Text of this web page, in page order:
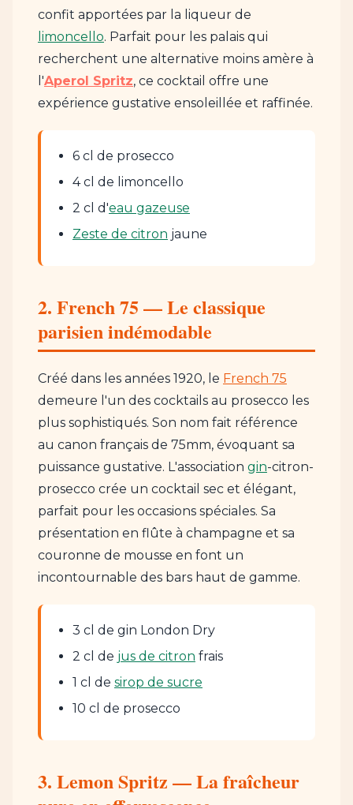
confit apportées par la liqueur de
limoncello. Parfait pour les palais qui
recherchent une alternative moins amère à
l'Aperol Spritz, ce cocktail offre une
expérience gustative ensoleillée et raffinée.
6 cl de prosecco
4 cl de limoncello
2 cl d'eau gazeuse
Zeste de citron jaune
2. French 75 — Le classique
parisien indémodable
Créé dans les années 1920, le French 75
demeure l'un des cocktails au prosecco les
plus sophistiqués. Son nom fait référence
au canon français de 75mm, évoquant sa
puissance gustative. L'association gin-citron-
prosecco crée un cocktail sec et élégant,
parfait pour les occasions spéciales. Sa
présentation en flûte à champagne et sa
couronne de mousse en font un
incontournable des bars haut de gamme.
3 cl de gin London Dry
2 cl de jus de citron frais
1 cl de sirop de sucre
10 cl de prosecco
3. Lemon Spritz — La fraîcheur